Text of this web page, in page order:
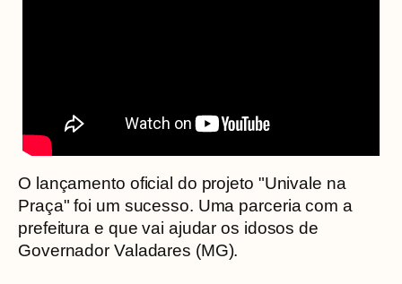
O lançamento oficial do projeto "Univale na
Praça" foi um sucesso. Uma parceria com a
prefeitura e que vai ajudar os idosos de
Governador Valadares (MG).